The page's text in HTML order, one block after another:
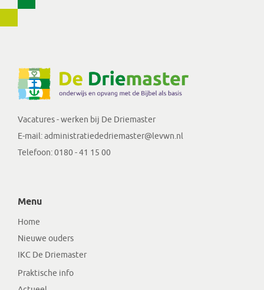
Vacatures - werken bij De Driemaster
E-mail:administratiededriemaster@levwn.nl
Telefoon:0180 - 41 15 00
Menu
Home
Nieuwe ouders
IKC De Driemaster
Praktische info